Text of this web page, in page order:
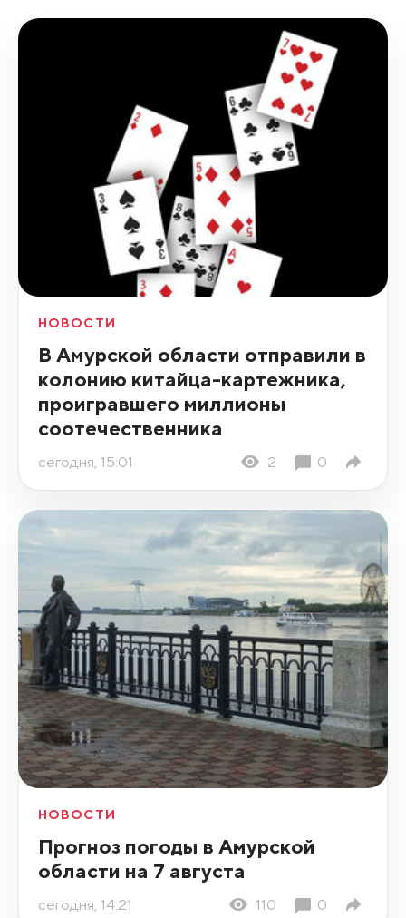
НОВОСТИ
В Амурской области отправили в
колонию китайца-картежника,
проигравшего миллионы
соотечественника
сегодня, 15:01 2 0
НОВОСТИ
Прогноз погоды в Амурской
области на 7 августа
сегодня, 14:21 110 0